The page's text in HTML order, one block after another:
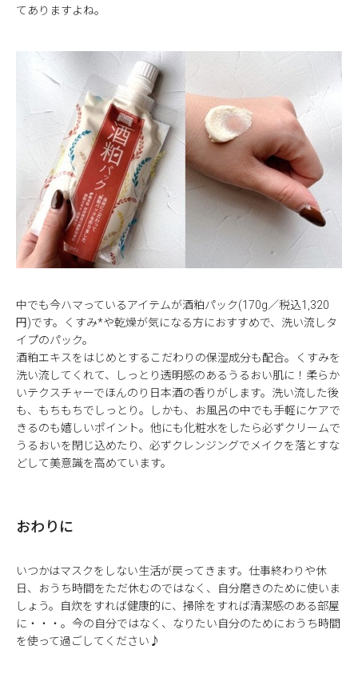
てありますよね。
中でも今ハマっているアイテムが酒粕パック(170g／税込1,320
円)です。くすみ*や乾燥が気になる方におすすめで、洗い流しタ
イプのパック。
酒粕エキスをはじめとするこだわりの保湿成分も配合。くすみを
洗い流してくれて、しっとり透明感のあるうるおい肌に！柔らか
いテクスチャーでほんのり日本酒の香りがします。洗い流した後
も、もちもちでしっとり。しかも、お風呂の中でも手軽にケアで
きるのも嬉しいポイント。他にも化粧水をしたら必ずクリームで
うるおいを閉じ込めたり、必ずクレンジングでメイクを落とすな
どして美意識を高めています。
おわりに
いつかはマスクをしない生活が戻ってきます。仕事終わりや休
日、おうち時間をただ休むのではなく、自分磨きのために使いま
しょう。自炊をすれば健康的に、掃除をすれば清潔感のある部屋
に・・・。今の自分ではなく、なりたい自分のためにおうち時間
を使って過ごしてください♪